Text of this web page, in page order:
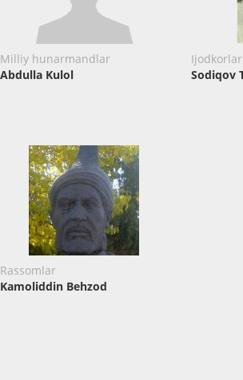
Milliy hunarmandlar
Abdulla Kulol
Sodiqov
Rassomlar
Kamoliddin Behzod